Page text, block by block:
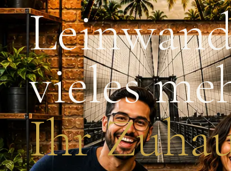
vieles
Ihr